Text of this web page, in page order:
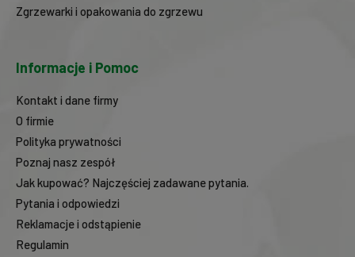
Zgrzewarki i opakowania do zgrzewu
Informacje i Pomoc
Kontakt i dane firmy
O firmie
Polityka prywatności
Poznaj nasz zespół
Jak kupować? Najczęściej zadawane pytania.
Pytania i odpowiedzi
Reklamacje i odstąpienie
Regulamin